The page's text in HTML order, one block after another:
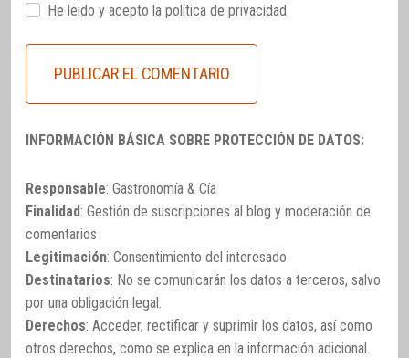
He leido y acepto la política de privacidad
INFORMACIÓN BÁSICA SOBRE PROTECCIÓN DE DATOS:
Responsable: Gastronomía & Cía
Finalidad: Gestión de suscripciones al blog y moderación de
comentarios
Legitimación: Consentimiento del interesado
Destinatarios: No se comunicarán los datos a terceros, salvo
por una obligación legal.
Derechos: Acceder, rectificar y suprimir los datos, así como
otros derechos, como se explica en la información adicional.